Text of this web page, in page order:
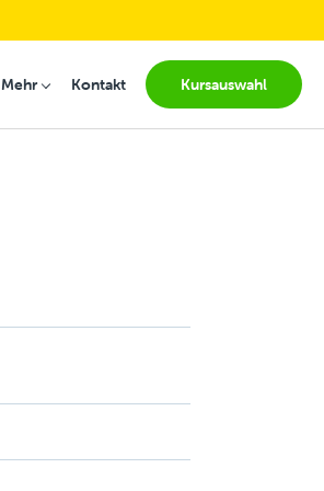
MehrSubmenu for "Mehr"
Kontakt Kursauswahl(current)